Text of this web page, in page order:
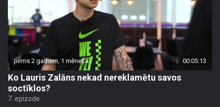
pirms 2 gadiem, 1 mēneša 00:05:13
Ko Lauris Zalāns nekad nereklamētu savos
soctīklos?
7. epizode